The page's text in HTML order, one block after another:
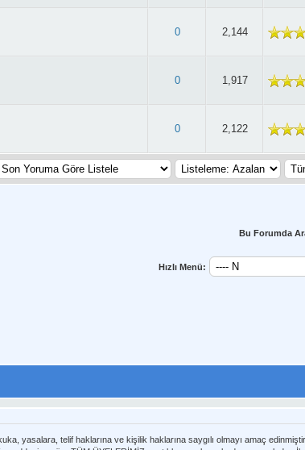
0 2,144
0 1,917
0 2,122
Bu Forumda
Hızlı Menü:
yasalara, telif haklarına ve kişilik haklarına saygılı olmayı amaç